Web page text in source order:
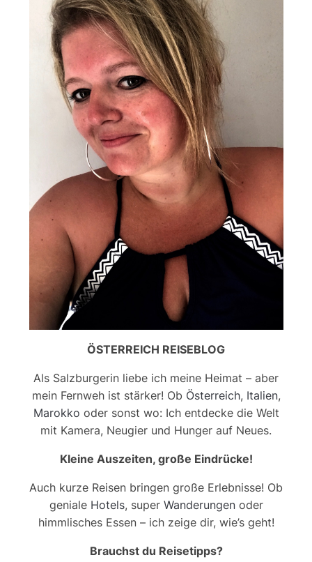
ÖSTERREICH REISEBLOG
Als Salzburgerin liebe ich meine Heimat – aber
mein Fernweh ist stärker! Ob Österreich, Italien,
Marokko oder sonst wo: Ich entdecke die Welt
mit Kamera, Neugier und Hunger auf Neues.
Kleine Auszeiten, große Eindrücke!
Auch kurze Reisen bringen große Erlebnisse! Ob
geniale Hotels, super Wanderungenoder
himmlisches Essen – ich zeige dir, wie’s geht!
Brauchst du Reisetipps?